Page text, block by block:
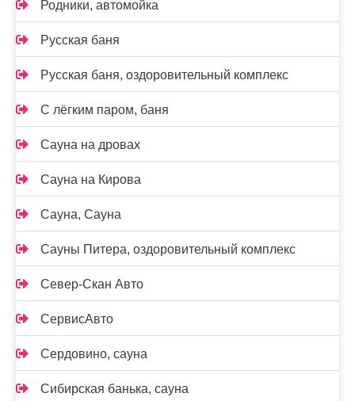
Родники, автомойка
Русская баня
Русская баня, оздоровительный комплекс
С лёгким паром, баня
Сауна на дровах
Сауна на Кирова
Сауна, Сауна
Сауны Питера, оздоровительный комплекс
Север-Скан Авто
СервисАвто
Сердовино, сауна
Сибирская банька, сауна